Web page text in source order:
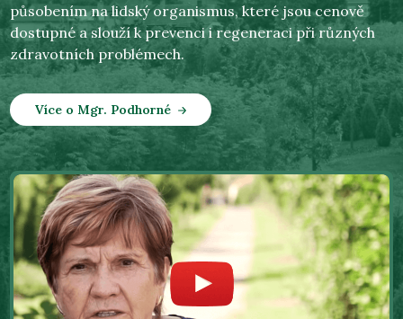
působením na lidský organismus, které jsou cenově
dostupné a slouží k prevenci i regeneraci při různých
zdravotních problémech.
Více o Mgr. Podhorné